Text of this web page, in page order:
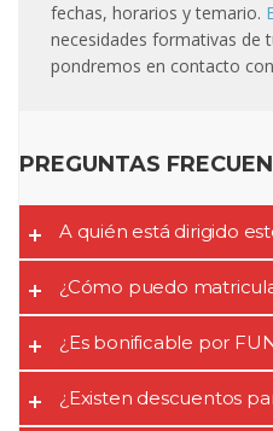
fechas, horarios y temario.
necesidades formativas de
pondremos en contacto
PREGUNTAS
A quién está dirigido
¿Cómo puedo
¿Es bonificable por
¿Existen descuentos